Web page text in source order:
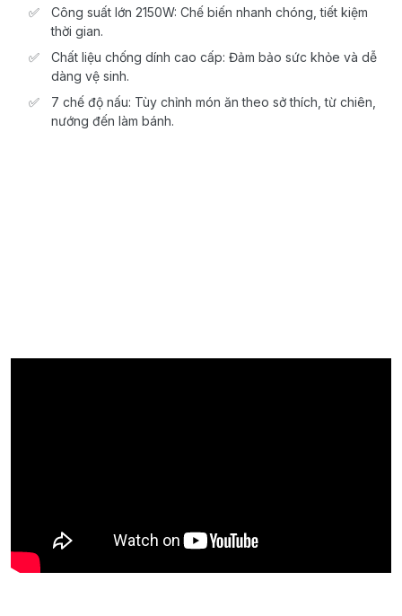
Công suất lớn 2150W: Chế biến nhanh chóng, tiết kiệm
thời gian.
Chất liệu chống dính cao cấp: Đảm bảo sức khỏe và dễ
dàng vệ sinh.
7 chế độ nấu: Tùy chỉnh món ăn theo sở thích, từ chiên,
nướng đến làm bánh.